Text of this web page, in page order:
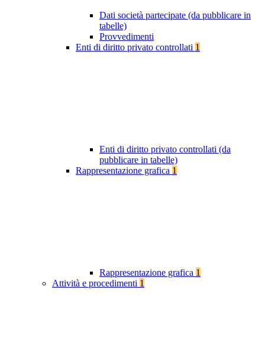
Dati società partecipate (da pubblicare in
tabelle)
Provvedimenti
Enti di diritto privato controllati 1
Enti di diritto privato controllati (da
pubblicare in tabelle)
Rappresentazione grafica 1
Rappresentazione grafica 1
Attività e procedimenti 1